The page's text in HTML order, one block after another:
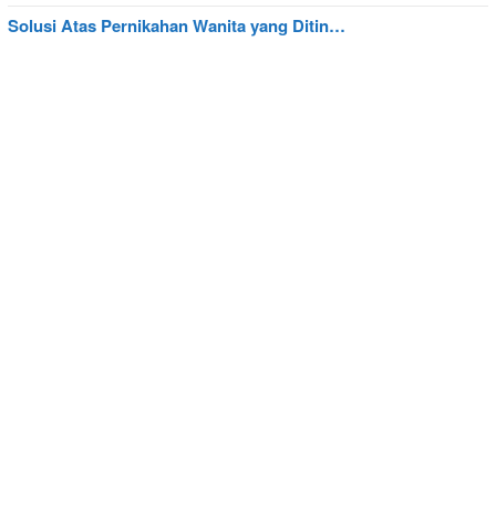
Solusi Atas Pernikahan Wanita yang Ditin…